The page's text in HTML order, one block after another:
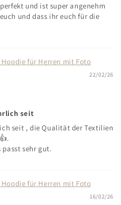
und ist super angenehm
und dass ihr euch für die
für Herren mit Foto
22/02/26
seit
seit , die Qualität der Textilien
sehr gut.
für Herren mit Foto
16/02/26